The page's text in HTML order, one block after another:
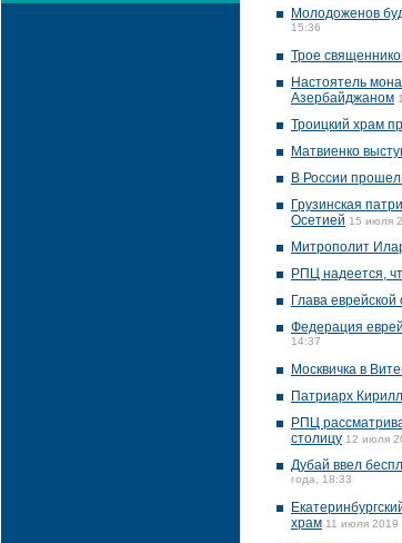
Молодоженов
15:36
Трое
Настоятель
Азербайджаном
Троицкий храм
Матвиенко
В России
Грузинская
Осетией 15 июля
Митрополит
РПЦ надеется,
Глава
Федерация
14:37
Москвичка в
Патриарх
РПЦ
столицу 12 июля
Дубай ввел
года, 18:33
храм 11 июля 2019